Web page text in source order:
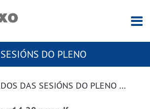
DO PLENO
ACTAS DE ACORDOS DAS SESIÓNS DO PLENO DA CORPORACIÓN